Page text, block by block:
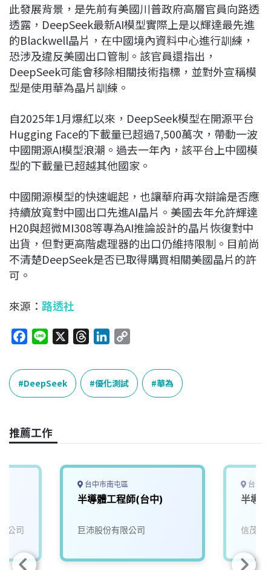
此發展背景，是先前有美國川普政府高層官員向路透
透露，DeepSeek最新AI模型實際上是以輝達最先進
的Blackwell晶片，在中國境內資料中心進行訓練，
恐涉及違反美國出口管制。該官員還指出，
DeepSeek可能會移除相關技術指標，並對外宣稱模
型是使用華為晶片訓練。
自2025年1月爆紅以來，DeepSeek模型在開源平台
Hugging Face的下載量已超過7,500萬次，帶動一波
中國開源AI模型浪潮。過去一年內，該平台上中國模
型的下載量已超越其他國家。
中國開源模型的快速崛起，也讓華府再次辯論是否應
持續放寬對中國出口先進AI晶片。美國去年允許輝達
H20與超微MI308等專為AI推論設計的晶片恢復對中
出貨，但對更高階處理器的出口仍維持限制。目前尚
不清楚DeepSeek是否已取得購買相關美國晶片的許
可。
來源： 路透社
c
e
b
o
k
n
e
r
e
a
n
k
e
n
p
L
k
DeepSeek 優化測試 華為
推薦工作
公司
台中市南屯區
半導體工程師(台中)
巨沛股份有限公司
台南
半導
信茂科